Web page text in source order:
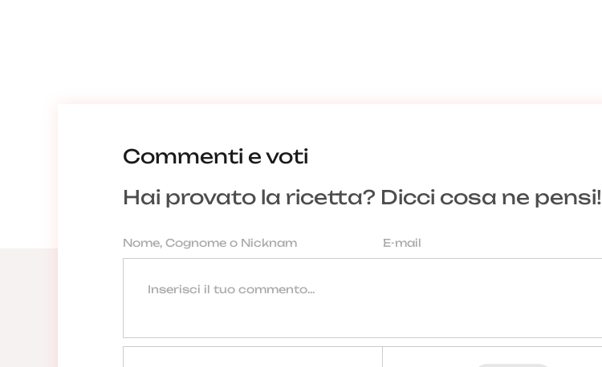
Commenti e voti
Hai provato la ricetta? Dicci cosa ne pensi!